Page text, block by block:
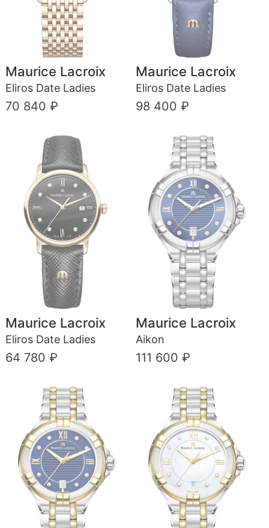
Maurice Lacroix
Eliros Date Ladies
70 840 ₽
Maurice Lacroix
Eliros Date Ladies
98 400 ₽
Maurice Lacroix
Eliros Date Ladies
64 780 ₽
Maurice Lacroix
Aikon
111 600 ₽